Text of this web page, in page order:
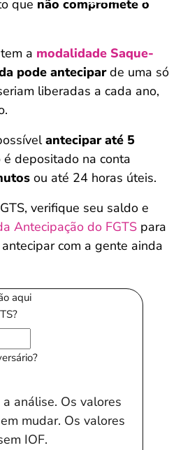
que não compromete o
a modalidade Saque-
pode anteciparde uma só
liberadas a cada ano,
antecipar até 5
é depositado na conta
ou até 24 horas úteis.
verifique seu saldo e
Antecipação do FGTS para
com a gente ainda
aqui
análise. Os valores
mudar. Os valores
IOF.